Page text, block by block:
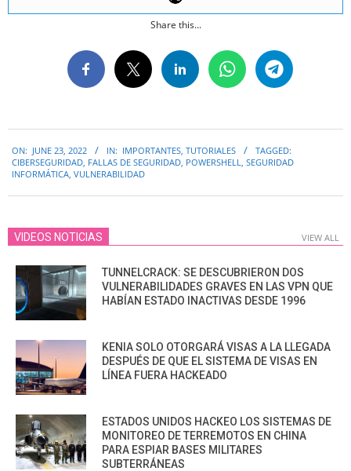
Share this...
06-
23
ON: JUNE 23, 2022 IN: IMPORTANTES, TUTORIALES
TAGGED:
CIBERSEGURIDAD, FALLAS DE SEGURIDAD, POWERSHELL, SEGURIDAD
INFORMÁTICA, VULNERABILIDAD
VIDEOS NOTICIAS VIEW ALL
TUNNELCRACK: SE DESCUBRIERON DOS
VULNERABILIDADES GRAVES EN LAS VPN QUE
HABÍAN ESTADO INACTIVAS DESDE 1996
KENIA SOLO OTORGARÁ VISAS A LA LLEGADA
DESPUÉS DE QUE EL SISTEMA DE VISAS EN
LÍNEA FUERA HACKEADO
ESTADOS UNIDOS HACKEO LOS SISTEMAS DE
MONITOREO DE TERREMOTOS EN CHINA
PARA ESPIAR BASES MILITARES
SUBTERRÁNEAS